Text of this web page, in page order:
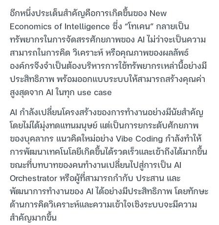
อีกหนึ่งประเด็นสำคัญคือการเกิดขึ้นของ New
Economics of Intelligence ซึ่ง “โทเคน” กลายเป็น
ทรัพยากรในการจัดสรรศักยภาพของ AI ไม่ว่าจะเป็นความ
สามารถในการคิด วิเคราะห์ หรือคุณภาพของผลลัพธ์
องค์กรจึงจำเป็นต้องบริหารการใช้ทรัพยากรเหล่านี้อย่างมี
ประสิทธิภาพ พร้อมออกแบบระบบให้สามารถสร้างคุณค่า
สูงสุดจาก AI ในทุก use case
AI กำลังเปลี่ยนโครงสร้างของการทำงานอย่างมีนัยสำคัญ
โดยไม่ได้มุ่งทดแทนมนุษย์ แต่เป็นการยกระดับศักยภาพ
ของบุคลากร แนวคิดใหม่อย่าง Vibe Coding กำลังทำให้
การพัฒนาเทคโนโลยีเกิดขึ้นได้รวดเร็วและเข้าถึงได้มากขึ้น
ขณะที่บทบาทของคนทำงานเปลี่ยนไปสู่การเป็น AI
Orchestrator หรือผู้ที่สามารถกำกับ ประสาน และ
พัฒนาการทำงานของ AI ได้อย่างมีประสิทธิภาพ โดยทักษะ
ด้านการคิดวิเคราะห์และความเข้าใจเชิงระบบจะมีความ
สำคัญมากขึ้น